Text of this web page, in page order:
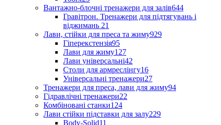
Вантажно-блочні тренажери для залів644
Гравітрон. Тренажери для підтягувань і
віджимань 21
Лави, стійки для преса та жиму929
Гіперекстензія95
Лави для жиму127
Лави універсальні42
Столи для армреслінгу16
Універсальні тренажери27
Тренажери для преса, лави для жиму94
Гідравлічні тренажери22
Комбіновані станки124
Лави стійки підставки для залу229
Body-Solid11